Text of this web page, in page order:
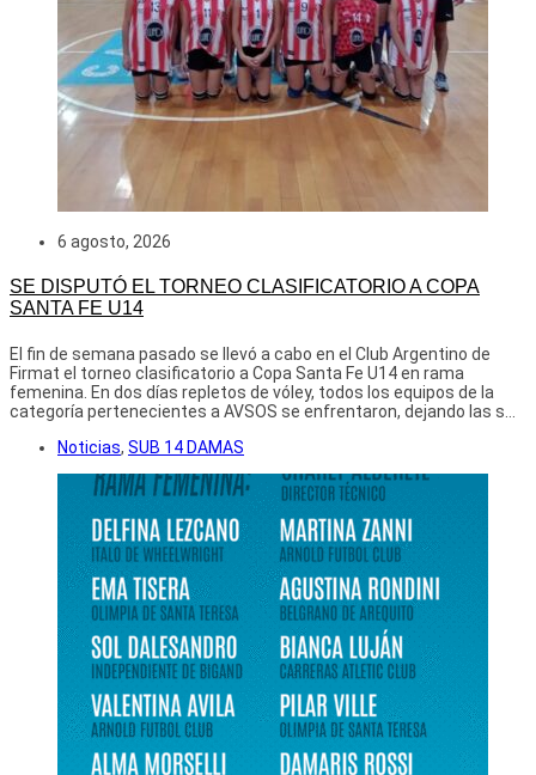
6 agosto, 2026
SE DISPUTÓ EL TORNEO CLASIFICATORIO A COPA
SANTA FE U14
El fin de semana pasado se llevó a cabo en el Club Argentino de
Firmat el torneo clasificatorio a Copa Santa Fe U14 en rama
femenina. En dos días repletos de vóley, todos los equipos de la
categoría pertenecientes a AVSOS se enfrentaron, dejando las s...
Noticias, SUB 14 DAMAS